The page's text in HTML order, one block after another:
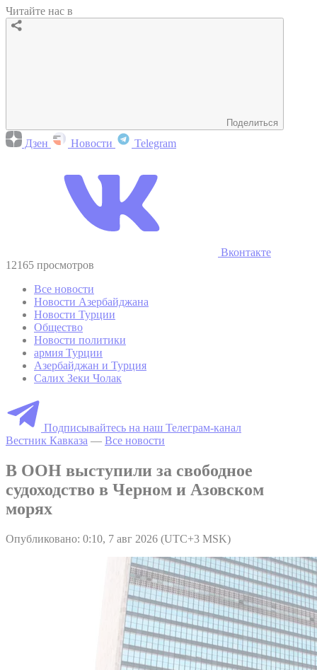
Читайте нас в
Поделиться
Дзен Новости Telegram
Вконтакте
12165 просмотров
Все новости
Новости Азербайджана
Новости Турции
Общество
Новости политики
армия Турции
Азербайджан и Турция
Салих Зеки Чолак
Подписывайтесь на наш Телеграм-канал
Вестник Кавказа — Все новости
В ООН выступили за свободное
судоходство в Черном и Азовском
морях
Опубликовано: 0:10, 7 авг 2026 (UTC+3 MSK)